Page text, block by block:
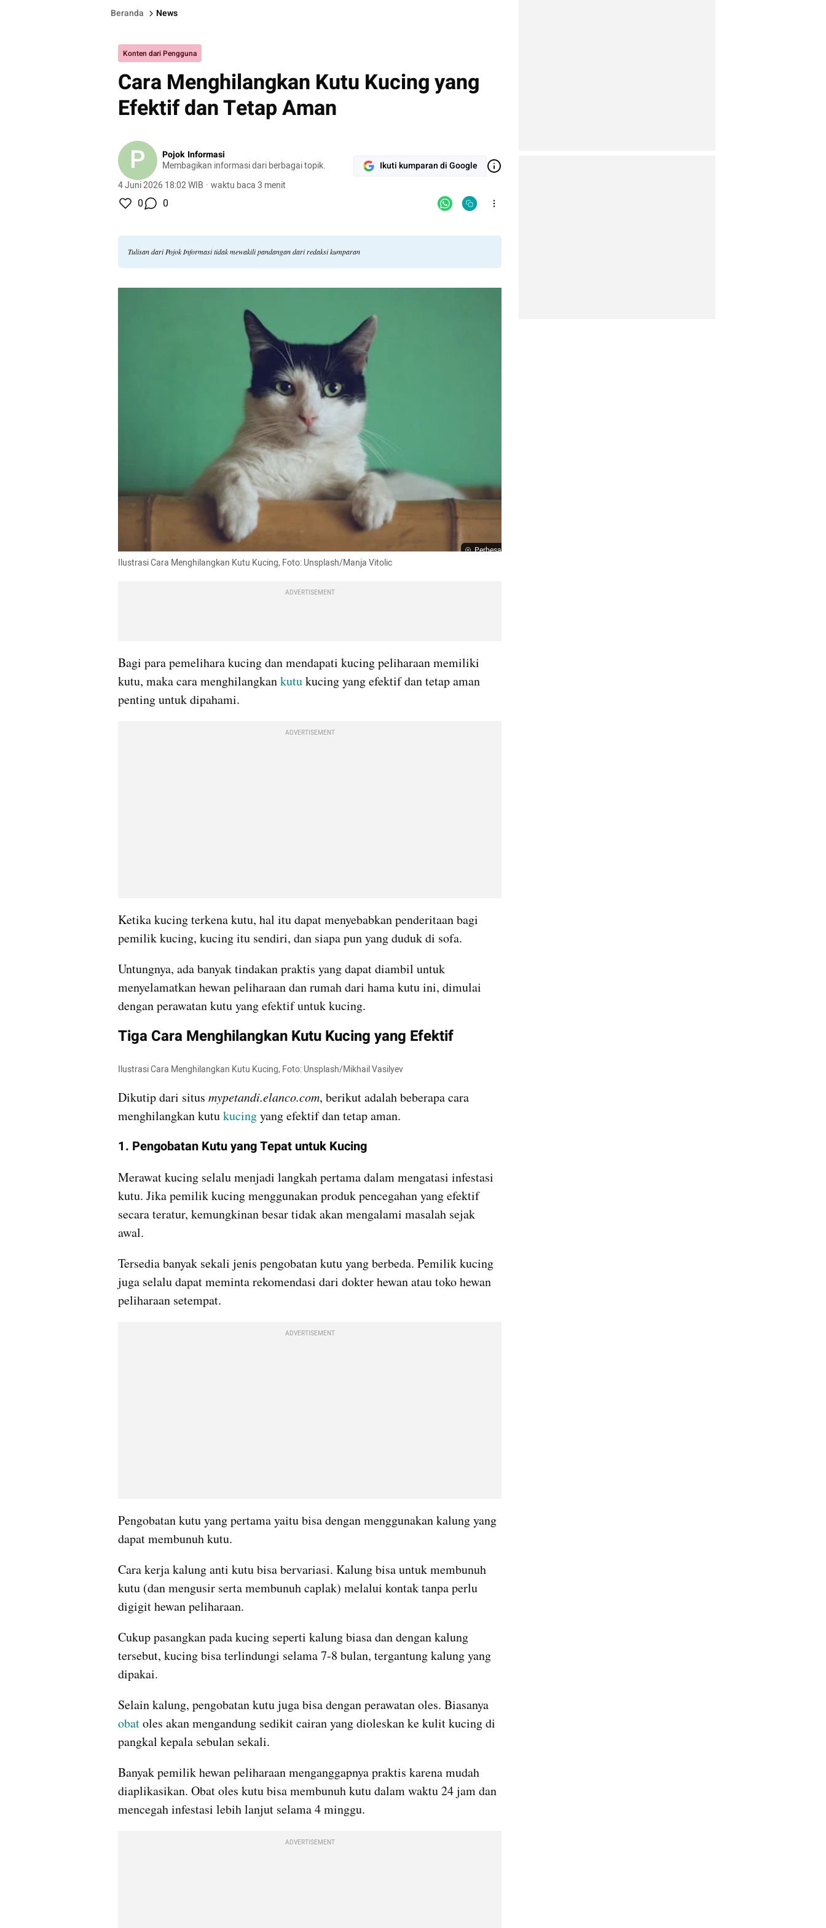
Beranda News
Konten dari Pengguna
Cara Menghilangkan Kutu Kucing yang
Efektif dan Tetap Aman
P
Pojok Informasi
Membagikan informasi dari berbagai topik.
4 Juni 2026 18:02 WIB · waktu baca 3 menit
Ikuti kumparan di Google
0 0
Tulisan dari Pojok Informasi tidak mewakili pandangan dari redaksi kumparan
Perbesar
Ilustrasi Cara Menghilangkan Kutu Kucing, Foto: Unsplash/Manja Vitolic
ADVERTISEMENT
Bagi para pemelihara kucing dan mendapati kucing peliharaan memiliki
kutu, maka cara menghilangkan kutu kucing yang efektif dan tetap aman
penting untuk dipahami.
ADVERTISEMENT
Ketika kucing terkena kutu, hal itu dapat menyebabkan penderitaan bagi
pemilik kucing, kucing itu sendiri, dan siapa pun yang duduk di sofa.
Untungnya, ada banyak tindakan praktis yang dapat diambil untuk
menyelamatkan hewan peliharaan dan rumah dari hama kutu ini, dimulai
dengan perawatan kutu yang efektif untuk kucing.
Tiga Cara Menghilangkan Kutu Kucing yang Efektif
Ilustrasi Cara Menghilangkan Kutu Kucing, Foto: Unsplash/Mikhail Vasilyev
Dikutip dari situs mypetandi.elanco.com, berikut adalah beberapa cara
menghilangkan kutu kucing yang efektif dan tetap aman.
1. Pengobatan Kutu yang Tepat untuk Kucing
Merawat kucing selalu menjadi langkah pertama dalam mengatasi infestasi
kutu. Jika pemilik kucing menggunakan produk pencegahan yang efektif
secara teratur, kemungkinan besar tidak akan mengalami masalah sejak
awal.
Tersedia banyak sekali jenis pengobatan kutu yang berbeda. Pemilik kucing
juga selalu dapat meminta rekomendasi dari dokter hewan atau toko hewan
peliharaan setempat.
ADVERTISEMENT
Pengobatan kutu yang pertama yaitu bisa dengan menggunakan kalung yang
dapat membunuh kutu.
Cara kerja kalung anti kutu bisa bervariasi. Kalung bisa untuk membunuh
kutu (dan mengusir serta membunuh caplak) melalui kontak tanpa perlu
digigit hewan peliharaan.
Cukup pasangkan pada kucing seperti kalung biasa dan dengan kalung
tersebut, kucing bisa terlindungi selama 7-8 bulan, tergantung kalung yang
dipakai.
obat oles akan mengandung sedikit cairan yang dioleskan ke kulit kucing di
pangkal kepala sebulan sekali.
Banyak pemilik hewan peliharaan menganggapnya praktis karena mudah
diaplikasikan. Obat oles kutu bisa membunuh kutu dalam waktu 24 jam dan
mencegah infestasi lebih lanjut selama 4 minggu.
ADVERTISEMENT